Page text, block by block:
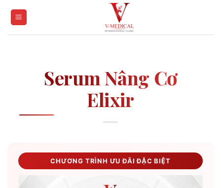
Serum Nâng Cơ
Elixir
CHƯƠNG TRÌNH ƯU ĐÃI ĐẶC BIỆT